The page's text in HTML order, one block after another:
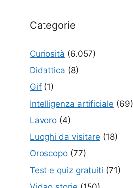
Categorie
Curiosità (6.057)
Didattica (8)
Gif (1)
Intelligenza artificiale (69)
Lavoro (4)
Luoghi da visitare (18)
Oroscopo (77)
Test e quiz gratuiti (71)